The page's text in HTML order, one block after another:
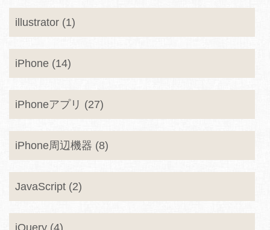
illustrator (1)
iPhone (14)
iPhoneアプリ (27)
iPhone周辺機器 (8)
JavaScript (2)
jQuery (4)